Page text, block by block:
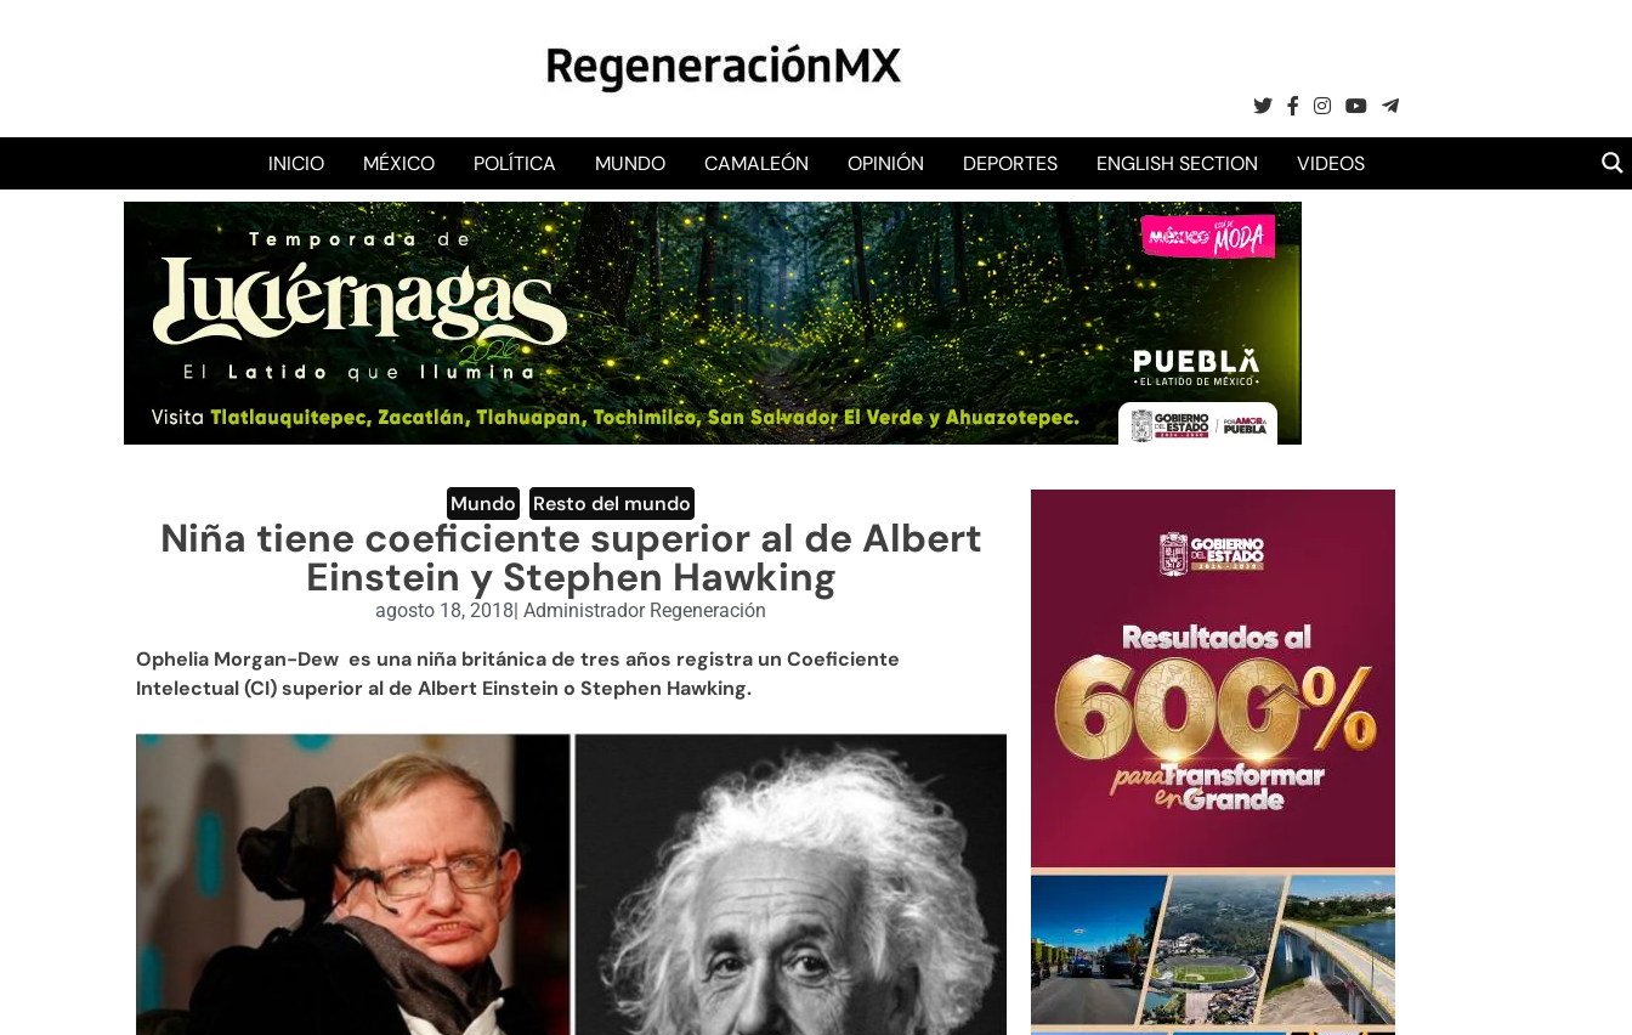
RegeneraciónMX
Sitio de noticias libre e independiente
INICIO MÉXICO POLÍTICA MUNDO CAMALEÓN OPINIÓN DEPORTES ENGLISH SECTION VIDEOS
Mundo Resto del mundo
Niña tiene coeficiente superior al de Albert
Einstein y Stephen Hawking
agosto 18, 2018 Administrador Regeneración
Ophelia Morgan-Dew es una niña británica de tres años registra un Coeficiente
Intelectual (CI) superior al de Albert Einstein o Stephen Hawking.